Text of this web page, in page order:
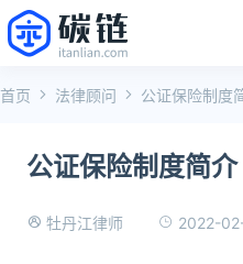
首页 法律顾问 公证保险制度
公证保险制度简介
牡丹江律师 2022-